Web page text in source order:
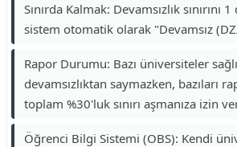
Sınırda Kalmak: Devamsızlık sınırını
sistem otomatik olarak "Devamsız
Rapor Durumu: Bazı üniversiteler
devamsızlıktan saymazken, bazıları
toplam %30'luk sınırı aşmanıza izin
Öğrenci Bilgi Sistemi (OBS): Kendi